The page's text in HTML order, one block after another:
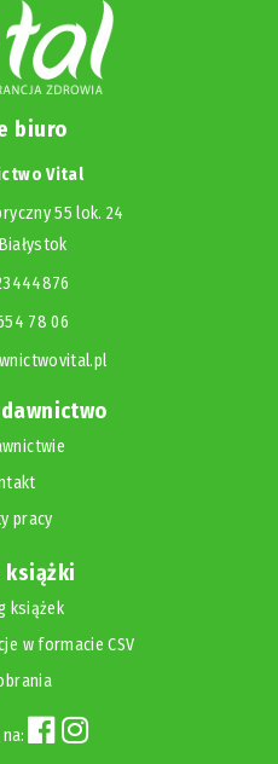
biuro
Vital
55 lok. 24
78 06
pracy
książki
książek
w formacie CSV